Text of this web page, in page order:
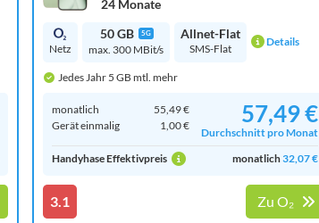
24 Monate
Netz
50 GB 5G
max. 300 MBit/s
Allnet-Flat
SMS-Flat Details
Jedes Jahr 5 GB mtl. mehr
monatlich
55,49 €
Gerät einmalig
1,00 € 57,49 €
Durchschnitt pro Monat
Handyhase Effektivpreis
monatlich32,07 €
3.1 Zu O₂